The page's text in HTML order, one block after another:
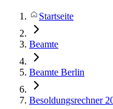
Startseite
Beamte
Beamte Berlin
Besoldungsrechner